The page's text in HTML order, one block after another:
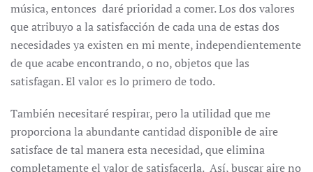
música, entonces daré prioridad a comer. Los dos valores
que atribuyo a la satisfacción de cada una de estas dos
necesidades ya existen en mi mente, independientemente
de que acabe encontrando, o no, objetos que las
satisfagan. El valor es lo primero de todo.
También necesitaré respirar, pero la utilidad que me
proporciona la abundante cantidad disponible de aire
satisface de tal manera esta necesidad, que elimina
completamente el valor de satisfacerla. Así, buscar aire no